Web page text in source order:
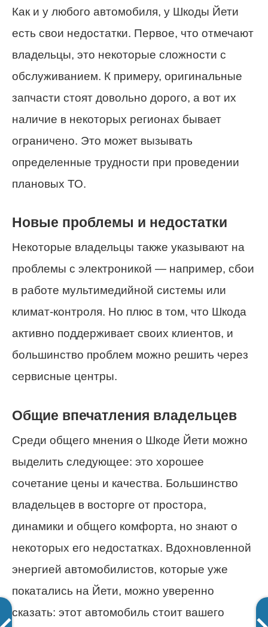
Как и у любого автомобиля, у Шкоды Йети
есть свои недостатки. Первое, что отмечают
владельцы, это некоторые сложности с
обслуживанием. К примеру, оригинальные
запчасти стоят довольно дорого, а вот их
наличие в некоторых регионах бывает
ограничено. Это может вызывать
определенные трудности при проведении
плановых ТО.
Новые проблемы и недостатки
Некоторые владельцы также указывают на
проблемы с электроникой — например, сбои
в работе мультимедийной системы или
климат-контроля. Но плюс в том, что Шкода
активно поддерживает своих клиентов, и
большинство проблем можно решить через
сервисные центры.
Общие впечатления владельцев
Среди общего мнения о Шкоде Йети можно
выделить следующее: это хорошее
сочетание цены и качества. Большинство
владельцев в восторге от простора,
динамики и общего комфорта, но знают о
некоторых его недостатках. Вдохновленной
энергией автомобилистов, которые уже
покатались на Йети, можно уверенно
сказать: этот автомобиль стоит вашего